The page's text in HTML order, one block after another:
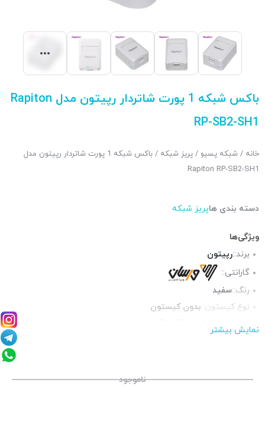
باکس شبکه 1 پورت شاتردار رپیتون مدل Rapiton
RP-SB2-SH1
خانه / شبکه پسیو / پریز شبکه
/ باکس شبکه 1 پورت شاتردار رپیتون مدل
Rapiton RP-SB2-SH1
دسته بندی هاپریز شبکه
ویژگی‌ها
برند::رپیتون
گارانتی::
رنگ::سفید
نوع کیستون::بدون کیستون
تعداد پورت::
نمایش بیشتر
ناموجود